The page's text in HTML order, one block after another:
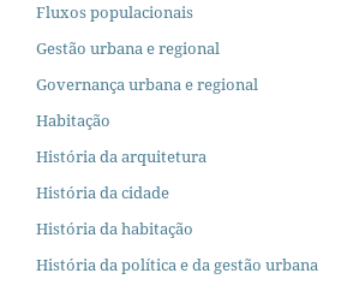
Fluxos populacionais
Gestão urbana e regional
Governança urbana e regional
Habitação
História da arquitetura
História da cidade
História da habitação
História da política e da gestão urbana